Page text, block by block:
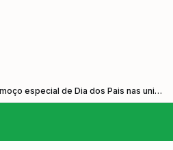
Bom Prato serve almoço especial de Dia dos Pais nas unidades do Vale do Paraíba nesta sexta-feira (7)